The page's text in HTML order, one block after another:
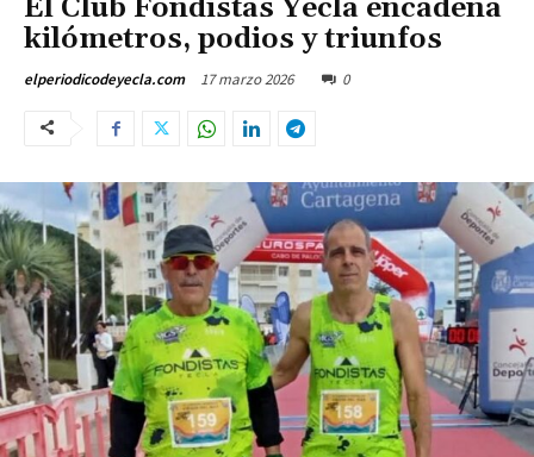
El Club Fondistas Yecla encadena
kilómetros, podios y triunfos
elperiodicodeyecla.com 17 marzo 2026 0